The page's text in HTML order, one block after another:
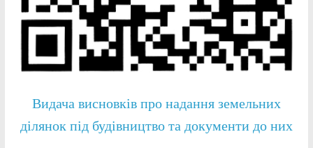
Видача висновків про надання земельних
ділянок під будівництво та документи до них